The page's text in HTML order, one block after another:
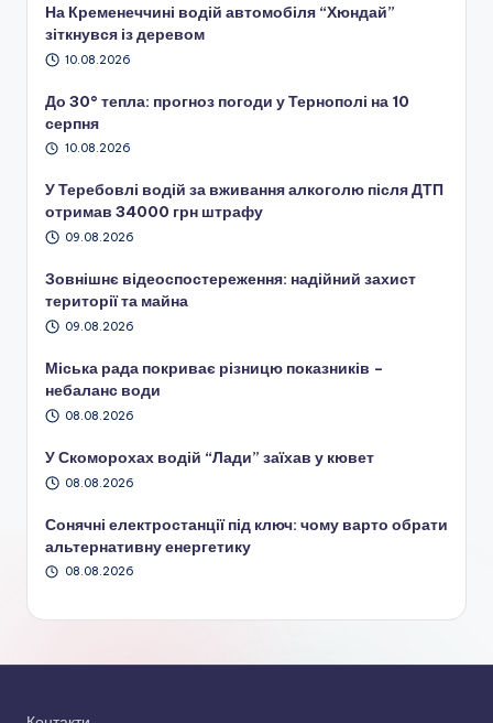
На Кременеччині водій автомобіля “Хюндай”
зіткнувся із деревом
10.08.2026
До 30° тепла: прогноз погоди у Тернополі на 10
серпня
10.08.2026
У Теребовлі водій за вживання алкоголю після ДТП
отримав 34000 грн штрафу
09.08.2026
Зовнішнє відеоспостереження: надійний захист
території та майна
09.08.2026
Міська рада покриває різницю показників –
небаланс води
08.08.2026
У Скоморохах водій “Лади” заїхав у кювет
08.08.2026
Сонячні електростанції під ключ: чому варто обрати
альтернативну енергетику
08.08.2026